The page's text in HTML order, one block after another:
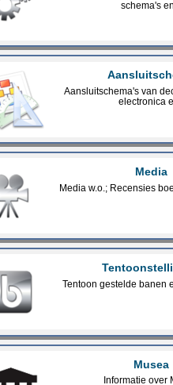
schema's
Aansluitschema's van
electronica
Media
Media w.o.; Recensies
Tentoon gestelde banen
Musea
Informatie over